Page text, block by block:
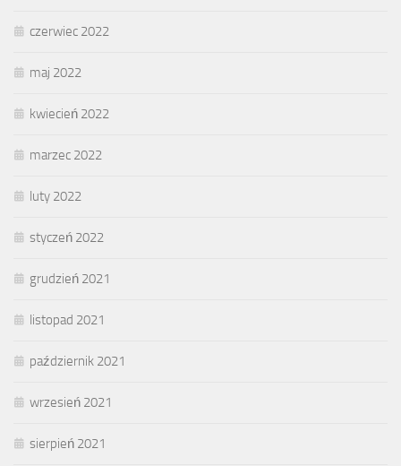
czerwiec 2022
maj 2022
kwiecień 2022
marzec 2022
luty 2022
styczeń 2022
grudzień 2021
listopad 2021
październik 2021
wrzesień 2021
sierpień 2021